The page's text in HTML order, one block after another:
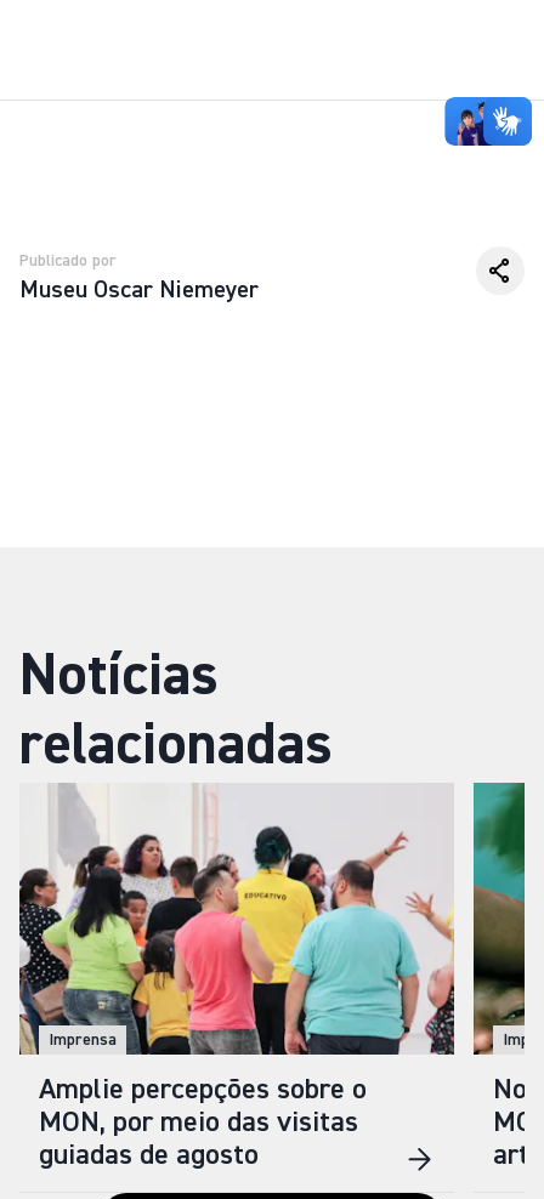
Publicado por
Museu Oscar Niemeyer
Notícias
relacionadas
Imprensa
Amplie percepções sobre o
MON, por meio das visitas
guiadas de agosto